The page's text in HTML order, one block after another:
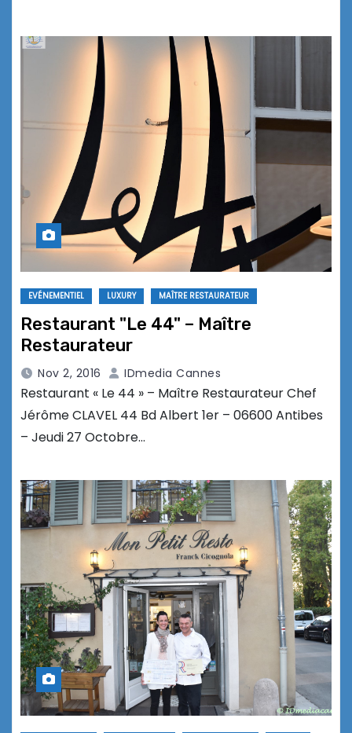
EVÉNEMENTIEL LUXURY MAÎTRE RESTAURATEUR
Restaurant "Le 44" – Maître
Restaurateur
Nov 2, 2016 IDmedia Cannes
Restaurant « Le 44 » – Maître Restaurateur Chef
Jérôme CLAVEL 44 Bd Albert 1er – 06600 Antibes
– Jeudi 27 Octobre…